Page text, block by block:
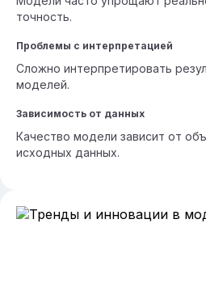
точность.
Проблемы с интерпретацией
Сложно интерпретировать
моделей.
Зависимость от данных
Качество модели зависит от
исходных данных.